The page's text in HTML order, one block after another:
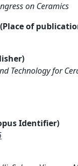
on Ceramics
of
Technology for
Identifier)